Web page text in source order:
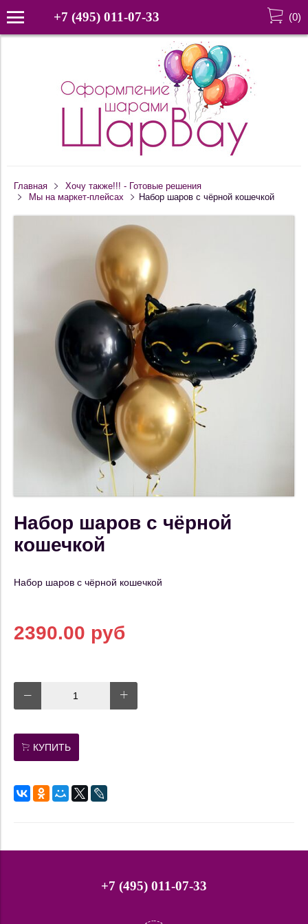
+7 (495) 011-07-33 (0)
Главная
Хочу также!!! - Готовые решения
Мы на маркет-плейсах
Набор шаров с чёрной кошечкой
Набор шаров с чёрной
кошечкой
Набор шаров с чёрной кошечкой
2390.00 руб
КУПИТЬ
+7 (495) 011-07-33